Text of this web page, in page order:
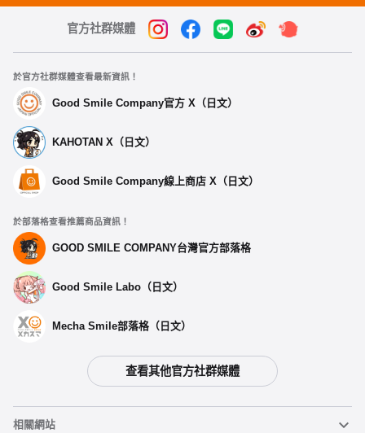
官方社群媒體
於官方社群媒體查看最新資訊！
Good Smile Company官方 X（日文）
KAHOTAN X（日文）
Good Smile Company線上商店 X（日文）
於部落格查看推薦商品資訊！
GOOD SMILE COMPANY台灣官方部落格
Good Smile Labo（日文）
Mecha Smile部落格（日文）
查看其他官方社群媒體
相關網站